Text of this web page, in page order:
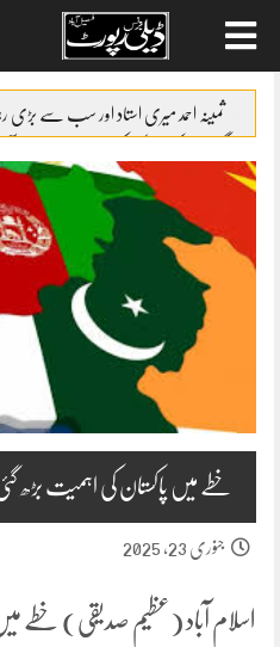
ثمینہ احمد میری استاد اور سب سے بڑی
عمران اشرف نے کیریئر میں مدد نہیں کی اور
صبا حمید ایک ہی سال میں فرحان طاہر کی
رجب بٹ نے اپنی آمدنی سے متعلق
خطے میں پاکستان کی اہمیت بڑھ
جنوری 23, 2025
اسلام آباد (عظیم صدیقی) خطے